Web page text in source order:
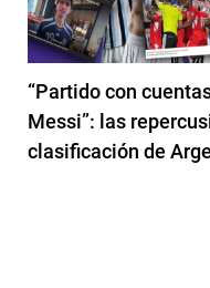
“Partido con
Messi”: las
clasificación de